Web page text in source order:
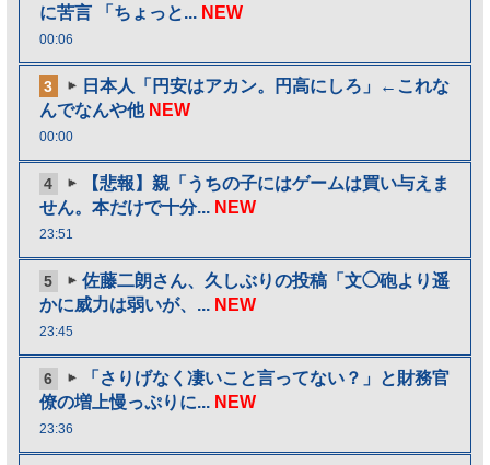
に苦言 「ちょっと... NEW
00:06
3
日本人「円安はアカン。円高にしろ」←これな
んでなんや他 NEW
00:00
4
【悲報】親「うちの子にはゲームは買い与えま
せん。本だけで十分... NEW
23:51
5
佐藤二朗さん、久しぶりの投稿「文◯砲より遥
かに威力は弱いが、... NEW
23:45
6
「さりげなく凄いこと言ってない？」と財務官
僚の増上慢っぷりに... NEW
23:36